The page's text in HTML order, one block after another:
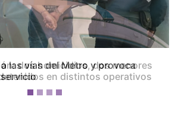
dos homicidios, dos menores
en distintos operativos